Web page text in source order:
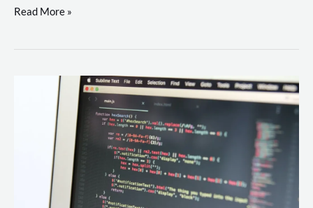
Large
Models
revolucionando
desenvolvimento
Read More »